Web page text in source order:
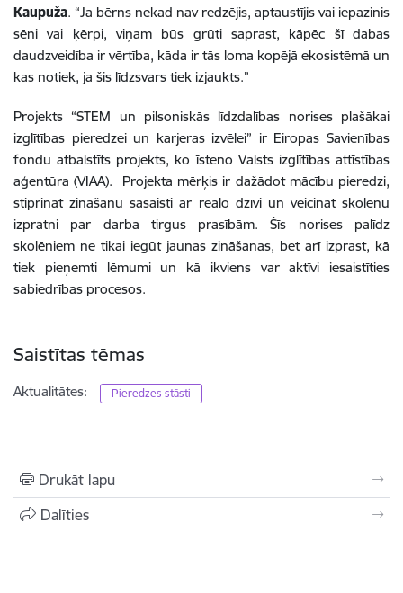
Kaupuža. “Ja bērns nekad nav redzējis, aptaustījis vai iepazinis
sēni vai ķērpi, viņam būs grūti saprast, kāpēc šī dabas
daudzveidība ir vērtība, kāda ir tās loma kopējā ekosistēmā un
kas notiek, ja šis līdzsvars tiek izjaukts.”
Projekts “STEM un pilsoniskās līdzdalības norises plašākai
izglītības pieredzei un karjeras izvēlei” ir Eiropas Savienības
fondu atbalstīts projekts, ko īsteno Valsts izglītības attīstības
aģentūra (VIAA). Projekta mērķis ir dažādot mācību pieredzi,
stiprināt zināšanu sasaisti ar reālo dzīvi un veicināt skolēnu
izpratni par darba tirgus prasībām. Šīs norises palīdz
skolēniem ne tikai iegūt jaunas zināšanas, bet arī izprast, kā
tiek pieņemti lēmumi un kā ikviens var aktīvi iesaistīties
sabiedrības procesos.
Saistītas tēmas
Aktualitātes: Pieredzes stāsti
Drukāt lapu
Dalīties